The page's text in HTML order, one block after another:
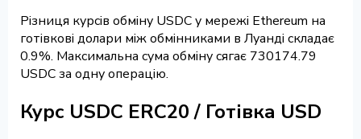
Різниця курсів обміну USDC у мережі Ethereum на
готівкові долари між обмінниками в Луанді складає
0.9%. Максимальна сума обміну сягає 730174.79
USDC за одну операцію.
Курс USDC ERC20 / Готівка USD